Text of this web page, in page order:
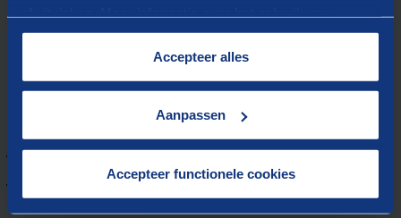
cookies op onze website treft u in onze
Accepteer alles
Aanpassen
Accepteer functionele cookies
onderwijs.
Opschaling van succesvolle
innovaties
Met gemeenten zorgen we voor het effectief opschalen